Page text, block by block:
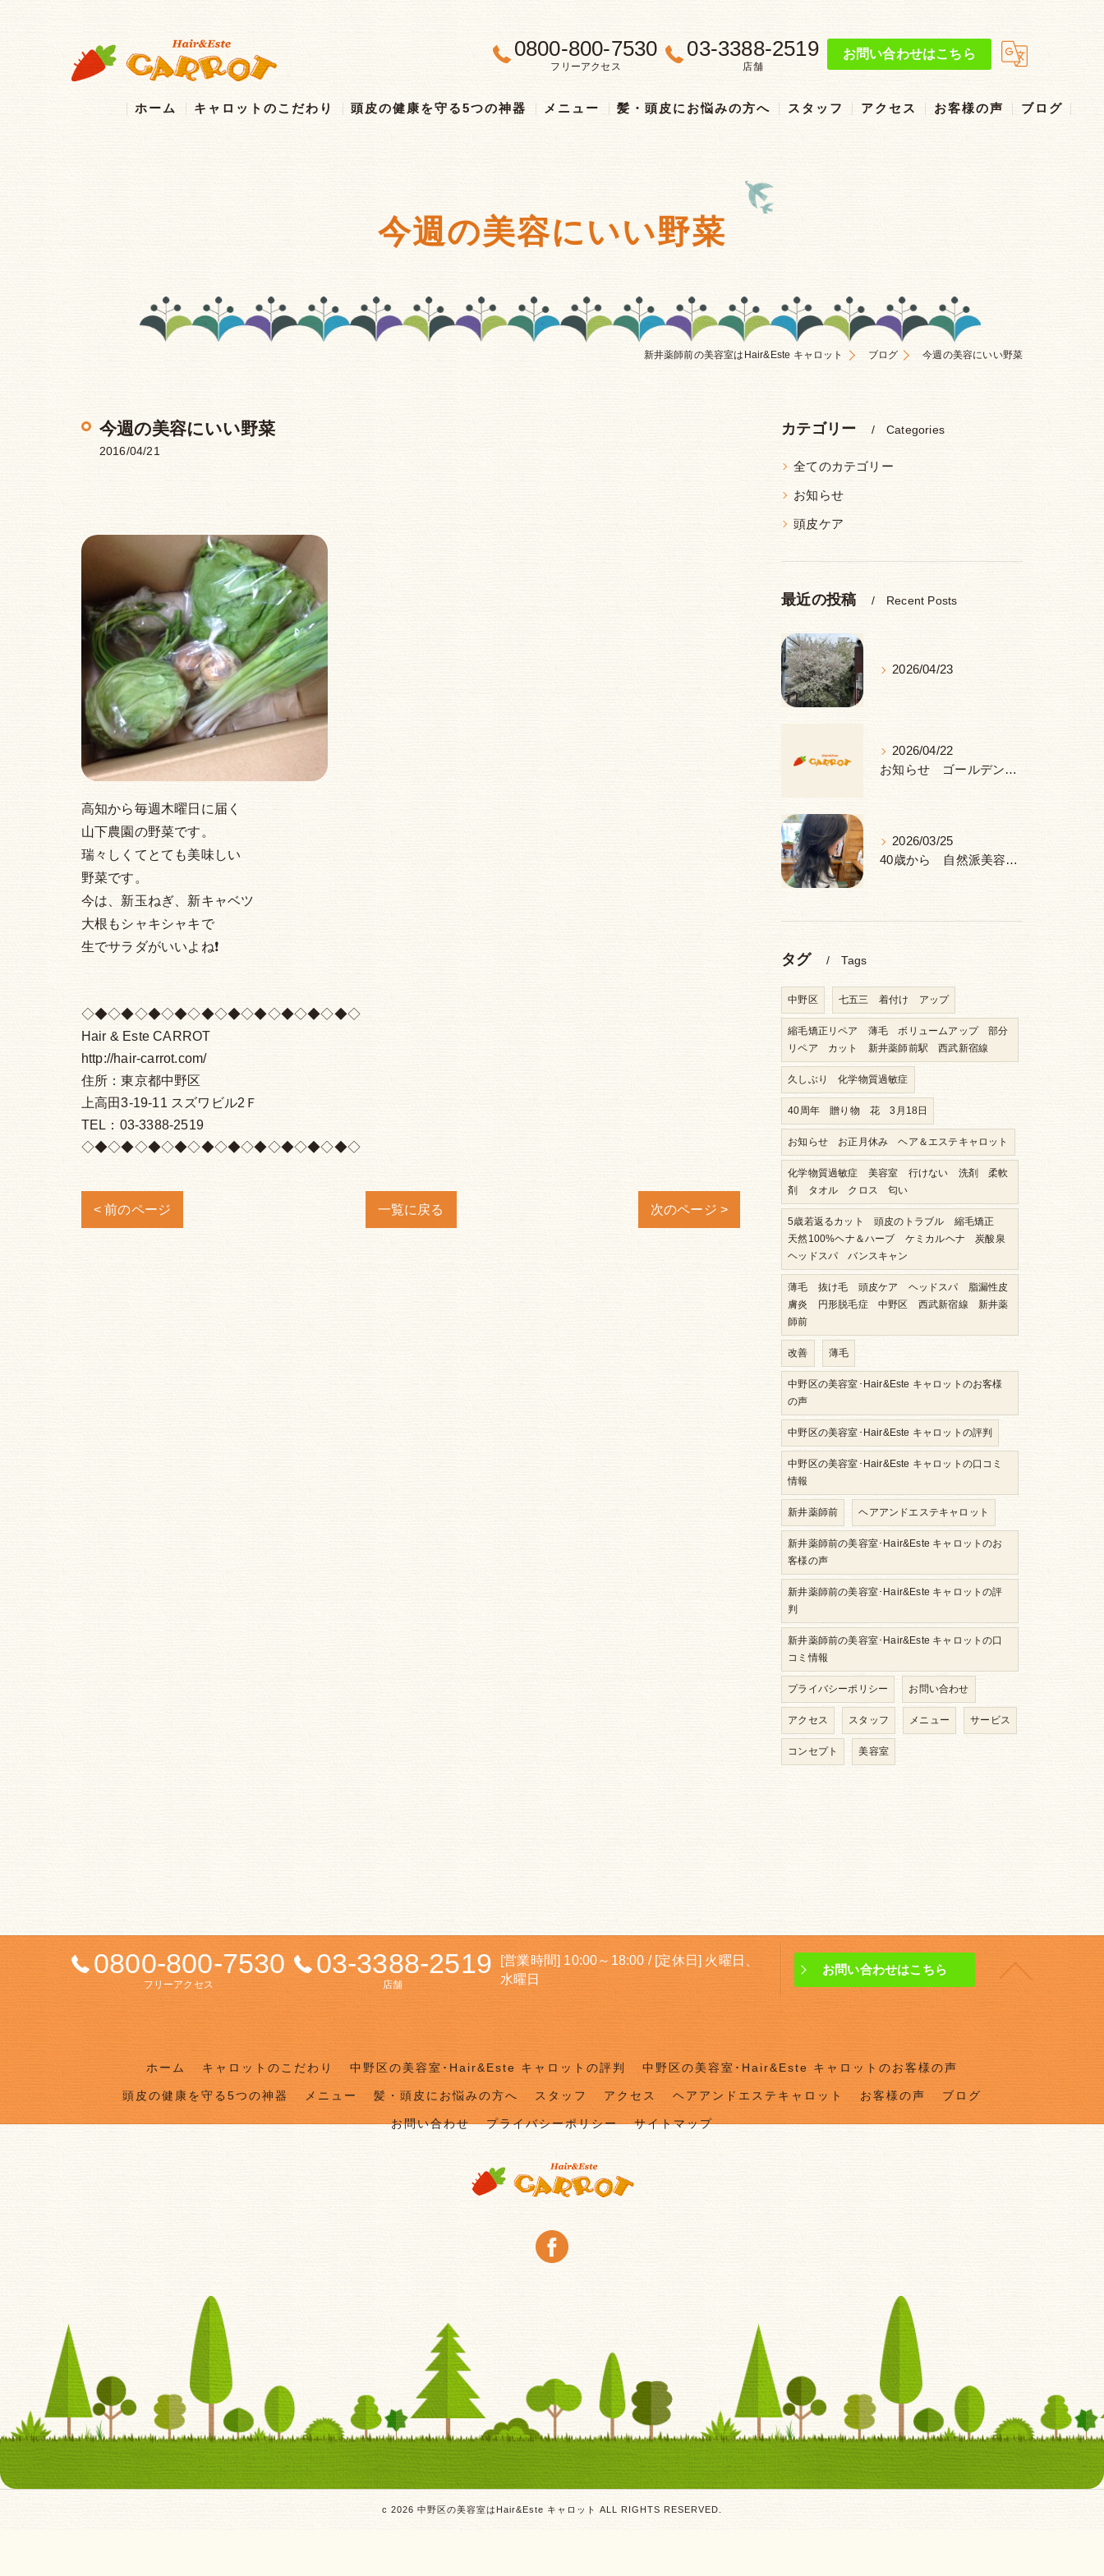
0800-800-7530
フリーアクセス
03-3388-2519
店舗
お問い合わせはこちら
ホーム キャロットのこだわり 頭皮の健康を守る5つの神器 メニュー 髪・頭皮にお悩みの方へ スタッフ アクセス お客様の声 ブログ
今週の美容にいい野菜
新井薬師前の美容室はHair&Este キャロット ブログ 今週の美容にいい野菜
今週の美容にいい野菜
2016/04/21
高知から毎週木曜日に届く
山下農園の野菜です。
瑞々しくてとても美味しい
野菜です。
今は、新玉ねぎ、新キャベツ
大根もシャキシャキで
生でサラダがいいよね❗️
◇◆◇◆◇◆◇◆◇◆◇◆◇◆◇◆◇◆◇◆◇
Hair & Este CARROT
http://hair-carrot.com/
住所：東京都中野区
上高田3-19-11 スズワビル2Ｆ
TEL：03-3388-2519
◇◆◇◆◇◆◇◆◇◆◇◆◇◆◇◆◇◆◇◆◇
< 前のページ 一覧に戻る 次のページ >
カテゴリー Categories
全てのカテゴリー
お知らせ
頭皮ケア
最近の投稿 Recent Posts
2026/04/23
2026/04/22
お知らせ ゴールデンウィーク 休み
2026/03/25
40歳から 自然派美容室 ヘナ＆ハーブ 中野区 新井薬師前駅
タグ Tags
中野区 七五三 着付け アップ
縮毛矯正リペア 薄毛 ボリュームアップ 部分
リペア カット 新井薬師前駅 西武新宿線
久しぶり 化学物質過敏症
40周年 贈り物 花 3月18日
お知らせ お正月休み ヘア＆エステキャロット
化学物質過敏症 美容室 行けない 洗剤 柔軟
剤 タオル クロス 匂い
5歳若返るカット 頭皮のトラブル 縮毛矯正
天然100%ヘナ＆ハーブ ケミカルヘナ 炭酸泉
ヘッドスパ バンスキャン
薄毛 抜け毛 頭皮ケア ヘッドスパ 脂漏性皮
膚炎 円形脱毛症 中野区 西武新宿線 新井薬
師前
改善 薄毛
中野区の美容室･Hair&Este キャロットのお客様
の声
中野区の美容室･Hair&Este キャロットの評判
中野区の美容室･Hair&Este キャロットの口コミ
情報
新井薬師前 ヘアアンドエステキャロット
新井薬師前の美容室･Hair&Este キャロットのお
客様の声
新井薬師前の美容室･Hair&Este キャロットの評
判
新井薬師前の美容室･Hair&Este キャロットの口
コミ情報
プライバシーポリシー お問い合わせ
アクセス スタッフ メニュー サービス
コンセプト 美容室
0800-800-7530
フリーアクセス
03-3388-2519
店舗
[営業時間] 10:00～18:00 / [定休日] 火曜日、
水曜日
お問い合わせはこちら
ホーム キャロットのこだわり 中野区の美容室･Hair&Este キャロットの評判 中野区の美容室･Hair&Este キャロットのお客様の声
頭皮の健康を守る5つの神器 メニュー 髪・頭皮にお悩みの方へ スタッフ アクセス ヘアアンドエステキャロット お客様の声 ブログ
お問い合わせ プライバシーポリシー サイトマップ
c 2026 中野区の美容室はHair&Este キャロット ALL RIGHTS RESERVED.